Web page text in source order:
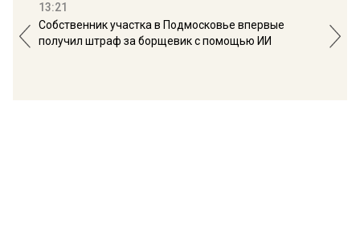
13:21
Собственник участка в Подмосковье впервые
получил штраф за борщевик с помощью ИИ